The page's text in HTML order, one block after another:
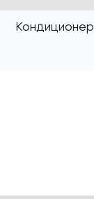
Кондиционер